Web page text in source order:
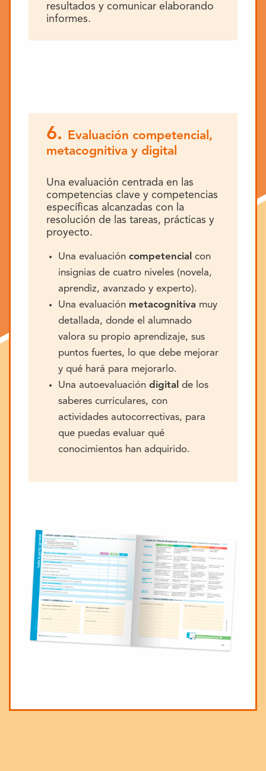
resultados y comunicar elaborando
informes.
6.
Evaluación competencial,
metacognitiva y digital
Una evaluación centrada en las
competencias clave y competencias
específicas alcanzadas con la
resolución de las tareas, prácticas y
proyecto.
Una evaluación competencial
con
insignias de cuatro niveles (novela,
aprendiz, avanzado y experto).
Una evaluación metacognitiva muy
detallada, donde el alumnado
valora su propio aprendizaje, sus
puntos fuertes, lo que debe mejorar
y qué hará para mejorarlo.
Una autoevaluación digital de los
saberes curriculares, con
actividades autocorrectivas, para
que puedas evaluar qué
conocimientos han adquirido.